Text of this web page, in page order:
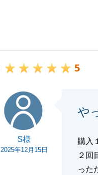
たお陰様で無事にお取
また何かお困りごとが
5
S様
2025年12月15日
や
購入
２回
った